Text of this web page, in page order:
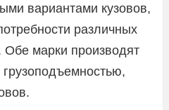
вариантами кузовов,
различных
Обе марки производят
грузоподъемностью,